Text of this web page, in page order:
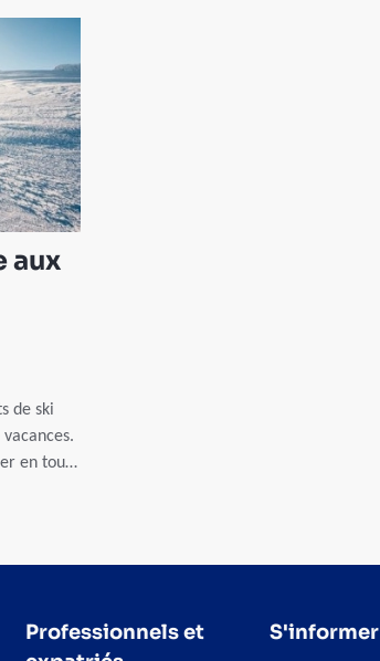
aux
de ski
en toute
Professionnels et
S'informer